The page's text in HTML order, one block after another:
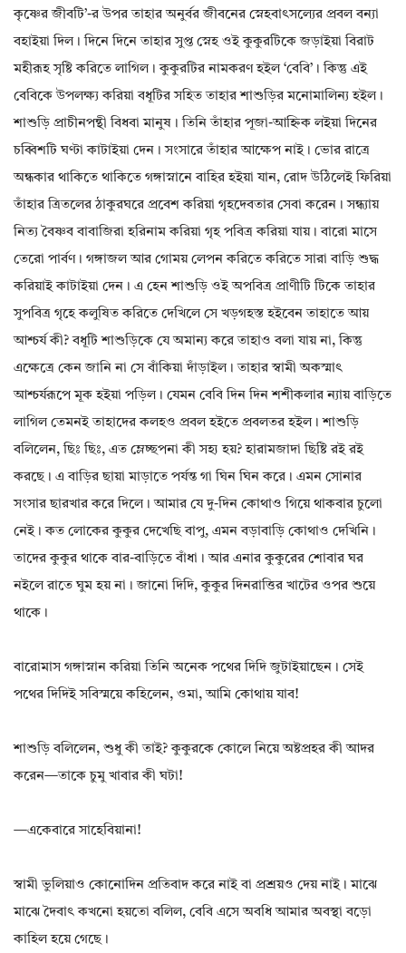
কৃষ্ণের জীবটি’-র উপর তাহার অনুর্বর জীবনের স্নেহবাৎসল্যের প্রবল বন্যা
বহাইয়া দিল। দিনে দিনে তাহার সুপ্ত স্নেহ ওই কুকুরটিকে জড়াইয়া বিরাট
মহীরূহ সৃষ্টি করিতে লাগিল। কুকুরটির নামকরণ হইল ‘বেবি’। কিন্তু এই
বেবিকে উপলক্ষ্য করিয়া বধূটির সহিত তাহার শাশুড়ির মনোমালিন্য হইল।
শাশুড়ি প্রাচীনপন্থী বিধবা মানুষ। তিনি তাঁহার পূজা-আহ্নিক লইয়া দিনের
চব্বিশটি ঘণ্টা কাটাইয়া দেন। সংসারে তাঁহার আক্ষেপ নাই। ভোর রাত্রে
অন্ধকার থাকিতে থাকিতে গঙ্গাস্নানে বাহির হইয়া যান, রোদ উঠিলেই ফিরিয়া
তাঁহার ত্রিতলের ঠাকুরঘরে প্রবেশ করিয়া গৃহদেবতার সেবা করেন। সন্ধ্যায়
নিত্য বৈষ্ণব বাবাজিরা হরিনাম করিয়া গৃহ পবিত্র করিয়া যায়। বারো মাসে
তেরো পার্বণ। গঙ্গাজল আর গোময় লেপন করিতে করিতে সারা বাড়ি শুদ্ধ
করিয়াই কাটাইয়া দেন। এ হেন শাশুড়ি ওই অপবিত্র প্রাণীটি টিকে তাহার
সুপবিত্র গৃহে কলুষিত করিতে দেখিলে সে খড়গহস্ত হইবেন তাহাতে আয়
আশ্চর্য কী? বধূটি শাশুড়িকে যে অমান্য করে তাহাও বলা যায় না, কিন্তু
এক্ষেত্রে কেন জানি না সে বাঁকিয়া দাঁড়াইল। তাহার স্বামী অকস্মাৎ
আশ্চর্যরূপে মূক হইয়া পড়িল। যেমন বেবি দিন দিন শশীকলার ন্যায় বাড়িতে
লাগিল তেমনই তাহাদের কলহও প্রবল হইতে প্রবলতর হইল। শাশুড়ি
বলিলেন, ছিঃ ছিঃ, এত ম্লেচ্ছপনা কী সহ্য হয়? হারামজাদা ছিষ্টি রই রই
করছে। এ বাড়ির ছায়া মাড়াতে পর্যন্ত গা ঘিন ঘিন করে। এমন সোনার
সংসার ছারখার করে দিলে। আমার যে দু-দিন কোথাও গিয়ে থাকবার চুলো
নেই। কত লোকের কুকুর দেখেছি বাপু, এমন বড়াবাড়ি কোথাও দেখিনি।
তাদের কুকুর থাকে বার-বাড়িতে বাঁধা। আর এনার কুকুরের শোবার ঘর
নইলে রাতে ঘুম হয় না। জানো দিদি, কুকুর দিনরাত্তির খাটের ওপর শুয়ে
থাকে।
বারোমাস গঙ্গাস্নান করিয়া তিনি অনেক পথের দিদি জুটাইয়াছেন। সেই
পথের দিদিই সবিস্ময়ে কহিলেন, ওমা, আমি কোথায় যাব!
শাশুড়ি বলিলেন, শুধু কী তাই? কুকুরকে কোলে নিয়ে অষ্টপ্রহর কী আদর
করেন—তাকে চুমু খাবার কী ঘটা!
—একেবারে সাহেবিয়ানা!
স্বামী ভুলিয়াও কোনোদিন প্রতিবাদ করে নাই বা প্রশ্রয়ও দেয় নাই। মাঝে
মাঝে দৈবাৎ কখনো হয়তো বলিল, বেবি এসে অবধি আমার অবস্থা বড়ো
কাহিল হয়ে গেছে।